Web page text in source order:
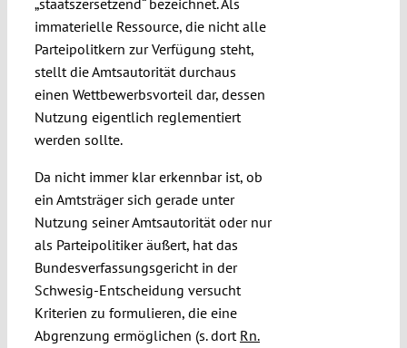
„staatszersetzend“ bezeichnet. Als
immaterielle Ressource, die nicht alle
Parteipolitkern zur Verfügung steht,
stellt die Amtsautorität durchaus
einen Wettbewerbsvorteil dar, dessen
Nutzung eigentlich reglementiert
werden sollte.
Da nicht immer klar erkennbar ist, ob
ein Amtsträger sich gerade unter
Nutzung seiner Amtsautorität oder nur
als Parteipolitiker äußert, hat das
Bundesverfassungsgericht in der
Schwesig-Entscheidung versucht
Kriterien zu formulieren, die eine
Abgrenzung ermöglichen (s. dort Rn.